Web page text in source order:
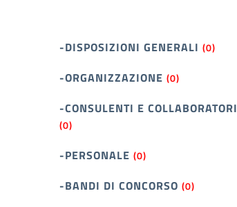
-DISPOSIZIONI GENERALI (0)
-ORGANIZZAZIONE (0)
-CONSULENTI E COLLABORATORI
(0)
-PERSONALE (0)
-BANDI DI CONCORSO (0)